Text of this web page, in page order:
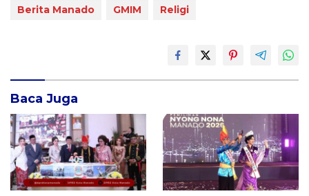
Berita Manado GMIM Religi
Baca Juga